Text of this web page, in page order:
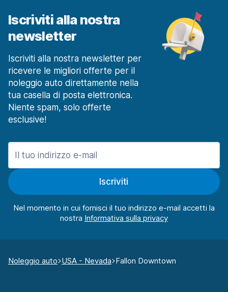
Iscriviti alla nostra
newsletter
Iscriviti alla nostra newsletter per
ricevere le migliori offerte per il
noleggio auto direttamente nella
tua casella di posta elettronica.
Niente spam, solo offerte
esclusive!
Iscriviti
Nel momento in cui fornisci il tuo indirizzo e-mail accetti la
nostra
Noleggio auto USA - Nevada Fallon Downtown